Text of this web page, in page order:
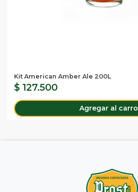
Kit American Amber Ale 200L
$ 127.500
Agregar al carro